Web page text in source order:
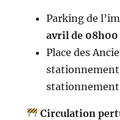
Parking de
avril de 08h00
Place des
stationnement
Circulation